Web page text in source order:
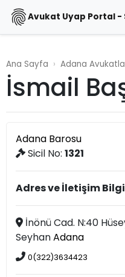
Avukat Uyap Portal -
Ana Sayfa Adana
İsmail
Adana Barosu
Sicil No:1321
Adres ve İletişim
İnönü Cad. N:40
SeyhanAdana
0(322)3634423